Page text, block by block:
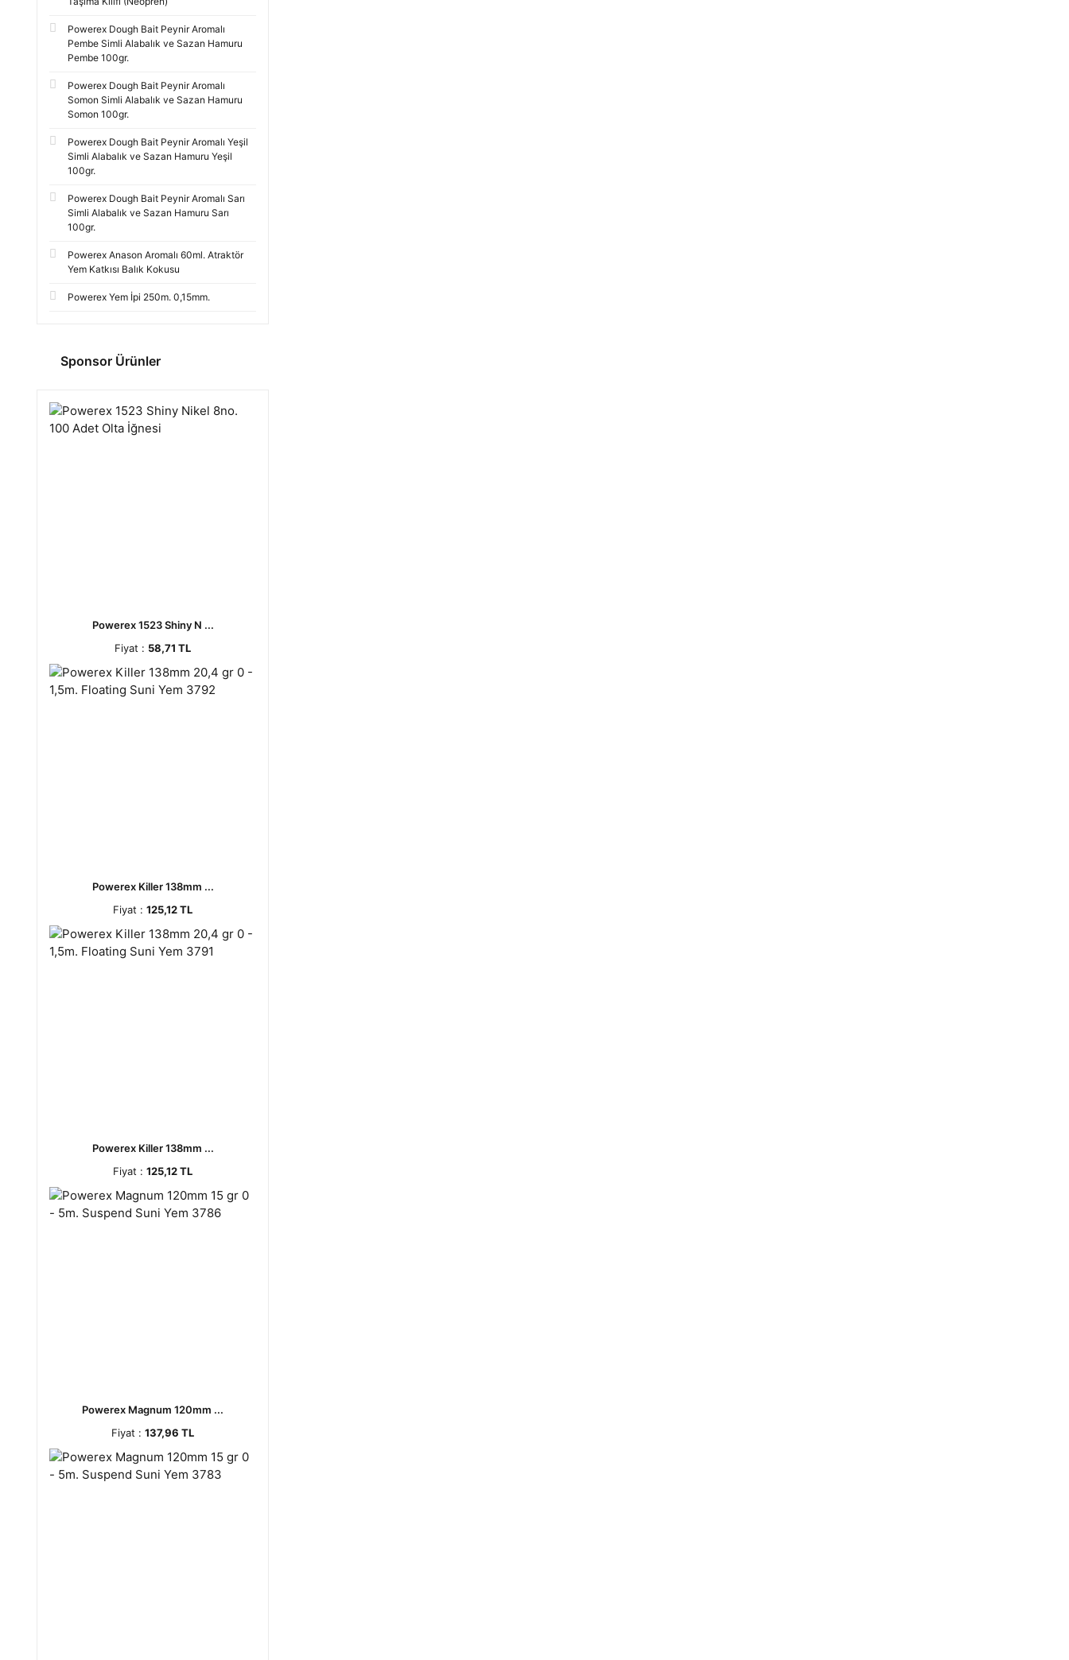
Powerex Dough Bait Peynir Aromalı
Pembe Simli Alabalık ve Sazan Hamuru
Pembe 100gr.
Powerex Dough Bait Peynir Aromalı
Somon Simli Alabalık ve Sazan Hamuru
Somon 100gr.
Powerex Dough Bait Peynir Aromalı Yeşil
Simli Alabalık ve Sazan Hamuru Yeşil
100gr.
Powerex Dough Bait Peynir Aromalı Sarı
Simli Alabalık ve Sazan Hamuru Sarı
100gr.
Powerex Anason Aromalı 60ml. Atraktör
Yem Katkısı Balık Kokusu
Powerex Yem İpi 250m. 0,15mm.
Sponsor Ürünler
Powerex 1523 Shiny N ...
Fiyat : 58,71 TL
Powerex Killer 138mm ...
Fiyat : 125,12 TL
Powerex Killer 138mm ...
Fiyat : 125,12 TL
Powerex Magnum 120mm ...
Fiyat : 137,96 TL